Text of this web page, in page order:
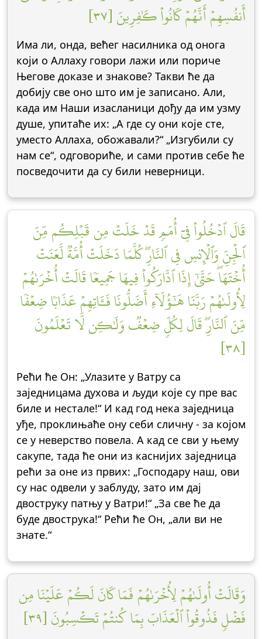
أَنفُسِهِمۡ أَنَّهُمۡ كَانُواْ كَٰفِرِينَ [٣٧]
Има ли, онда, већег насилника од онога
који о Аллаху говори лажи или пориче
Његове доказе и знакове? Такви ће да
добију све оно што им је записано. Али,
када им Наши изасланици дођу да им узму
душе, упитаће их: „А где су они које сте,
уместо Аллаха, обожавали?“ „Изгубили су
нам се“, одговориће, и сами против себе ће
посведочити да су били неверници.
قَالَ ٱدۡخُلُواْ فِيٓ أُمَمٖ قَدۡ خَلَتۡ مِن قَبۡلِكُم مِّنَ
ٱلۡجِنِّ وَٱلۡإِنسِ فِي ٱلنَّارِۖ كُلَّمَا دَخَلَتۡ أُمَّةٞ لَّعَنَتۡ
أُخۡتَهَاۖ حَتَّىٰٓ إِذَا ٱدَّارَكُواْ فِيهَا جَمِيعٗا قَالَتۡ أُخۡرَىٰهُمۡ
لِأُولَىٰهُمۡ رَبَّنَا هَٰٓؤُلَآءِ أَضَلُّونَا فَـَٔاتِهِمۡ عَذَابٗا ضِعۡفٗا
مِّنَ ٱلنَّارِۖ قَالَ لِكُلّٖ ضِعۡفٞ وَلَٰكِن لَّا تَعۡلَمُونَ
[٣٨]
Рећи ће Он: „Улазите у Ватру са
заједницама духова и људи које су пре вас
биле и нестале!“ И кад год нека заједница
уђе, проклињаће ону себи сличну - за којом
се у неверство повела. А кад се сви у њему
сакупе, тада ће они из каснијих заједница
рећи за оне из првих: „Господару наш, ови
су нас одвели у заблуду, зато им дај
двоструку патњу у Ватри!“ „За све ће да
буде двострука!“ Рећи ће Он, „али ви не
знате.“
وَقَالَتۡ أُولَىٰهُمۡ لِأُخۡرَىٰهُمۡ فَمَا كَانَ لَكُمۡ عَلَيۡنَا مِن
فَضۡلٖ فَذُوقُواْ ٱلۡعَذَابَ بِمَا كُنتُمۡ تَكۡسِبُونَ [٣٩]